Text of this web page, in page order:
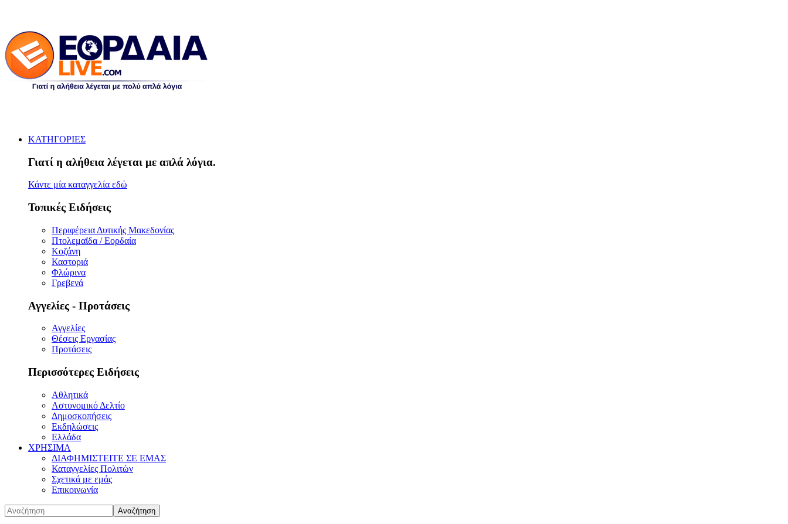
ΚΑΤΗΓΟΡΙΕΣ
Γιατί η αλήθεια λέγεται με απλά λόγια.
Κάντε μία καταγγελία εδώ
Τοπικές Ειδήσεις
Περιφέρεια Δυτικής Μακεδονίας
Πτολεμαΐδα / Εορδαία
Κοζάνη
Καστοριά
Φλώρινα
Γρεβενά
Αγγελίες - Προτάσεις
Αγγελίες
Θέσεις Εργασίας
Προτάσεις
Περισσότερες Ειδήσεις
Αθλητικά
Αστυνομικό Δελτίο
Δημοσκοπήσεις
Εκδηλώσεις
Ελλάδα
ΧΡΗΣΙΜΑ
ΔΙΑΦΗΜΙΣΤΕΙΤΕ ΣΕ ΕΜΑΣ
Καταγγελίες Πολιτών
Σχετικά με εμάς
Επικοινωνία